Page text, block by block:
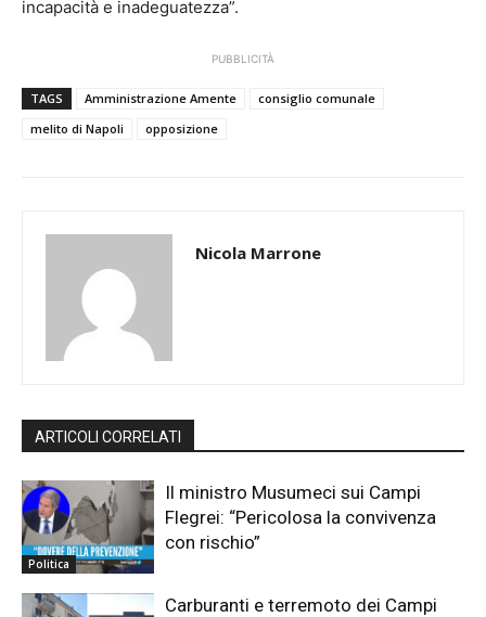
incapacità e inadeguatezza”.
PUBBLICITÀ
TAGS Amministrazione Amente
consiglio comunale
melito di Napoli
opposizione
Nicola Marrone
ARTICOLI CORRELATI
Politica
Il ministro Musumeci sui Campi
Flegrei: “Pericolosa la convivenza
con rischio”
Carburanti e terremoto dei Campi